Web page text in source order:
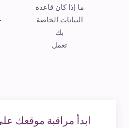
ما إذا كان قاعدة
البيانات الخاصة
بك
تعمل
ابدأ مراقبة موقعك